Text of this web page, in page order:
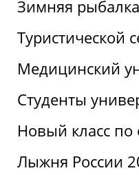
Зимняя
Туристической
Медицинский
Студенты
Новый класс по
Лыжня России